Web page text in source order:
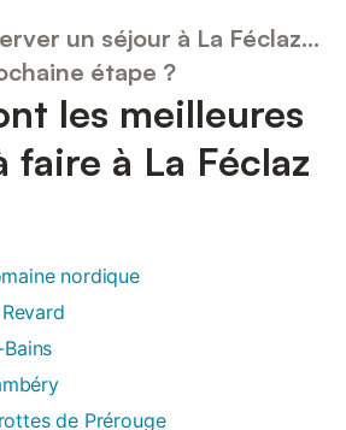
un séjour à La Féclaz...
étape ?
les meilleures
faire à La Féclaz
nordique
de Prérouge